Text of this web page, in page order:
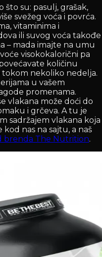
što su: pasulj, grašak,
svežeg voća i povrća.
vitaminima i
ili suvog voća takođe
– mada imajte na umu
visokokalorični pa
količinu
nekoliko nedelja.
u vašem
promenama.
vlakana može doći do
i grčeva. A tu je
sadržajem vlakana koja
nas na sajtu, a naš
brenda The Nutrition.